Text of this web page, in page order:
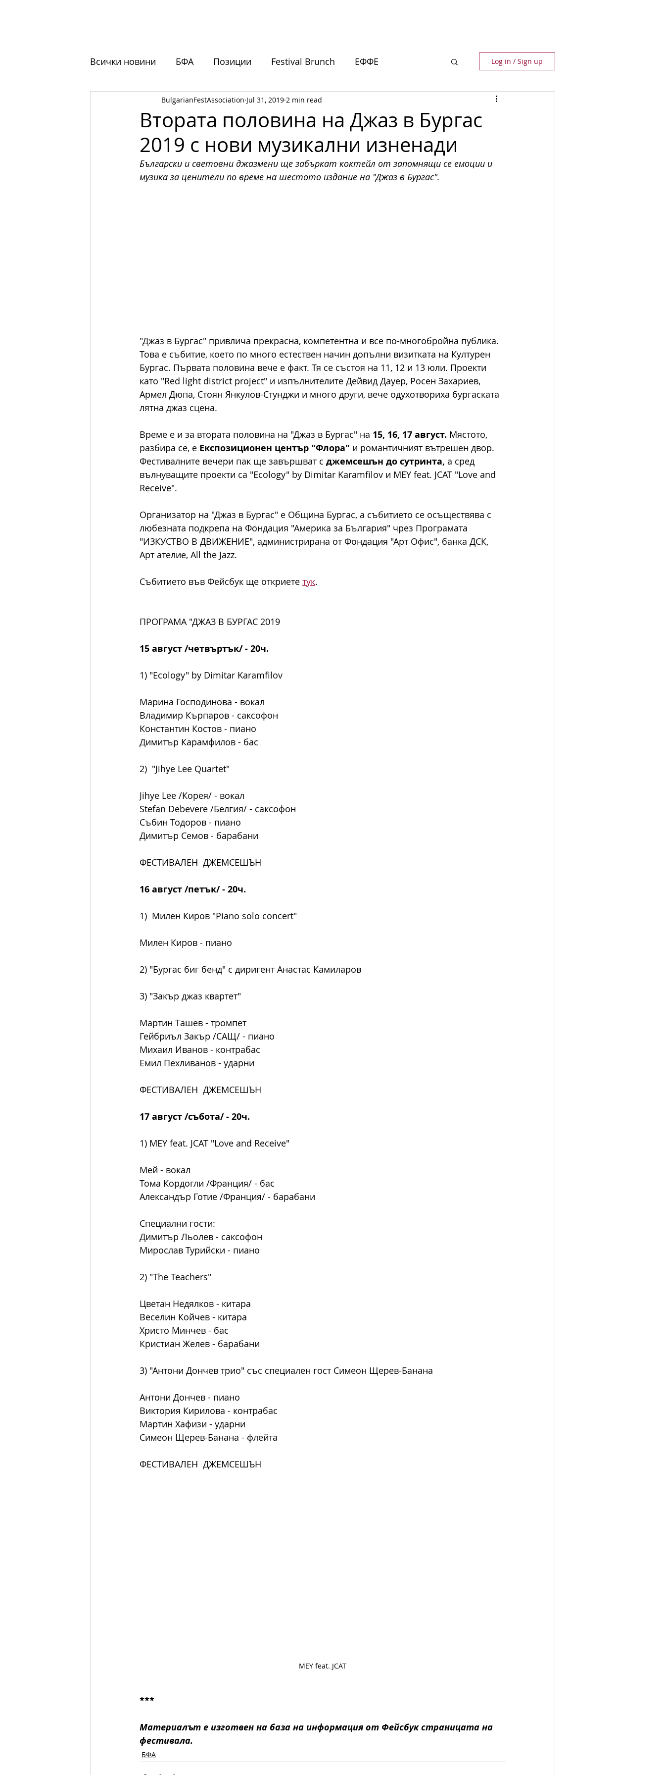
Всички новини БФА Позиции Festival Brunch ЕФФЕ
Отворени покани
Log in / Sign up
Втората половина на Джаз в Бургас
2019 с нови музикални изненади
BulgarianFestAssociation Jul 31, 2019 2 min read
Български и световни джазмени ще забъркат коктейл от запомнящи се емоции и
музика за ценители по време на шестото издание на "Джаз в Бургас".
"Джаз в Бургас" привлича прекрасна, компетентна и все по-многобройна публика.
Това е събитие, което по много естествен начин допълни визитката на Културен
Бургас. Първата половина вече е факт. Тя се състоя на 11, 12 и 13 юли. Проекти
като "Red light district project" и изпълнителите Дейвид Дауер, Росен Захариев,
Армел Дюпа, Стоян Янкулов-Стунджи и много други, вече одухотвориха бургаската
лятна джаз сцена.
Време е и за втората половина на "Джаз в Бургас" на 15, 16, 17 август. Мястото,
разбира се, е Експозиционен център "Флора" и романтичният вътрешен двор.
Фестивалните вечери пак ще завършват с джемсешън до сутринта, а сред
вълнуващите проекти са "Ecology" by Dimitar Karamfilov и MEY feat. JCAT "Love and
Receive".
Организатор на "Джаз в Бургас" е Община Бургас, а събитието се осъществява с
любезната подкрепа на Фондация "Америка за България" чрез Програмата
"ИЗКУСТВО В ДВИЖЕНИЕ", администрирана от Фондация "Арт Офис", банка ДСК,
Арт ателие, All the Jazz.
Събитието във Фейсбук ще откриете тук.
ПРОГРАМА "ДЖАЗ В БУРГАС 2019
15 август /четвъртък/ - 20ч.
1) "Ecology" by Dimitar Karamfilov
Марина Господинова - вокал
Владимир Кърпаров - саксофон
Константин Костов - пиано
Димитър Карамфилов - бас
2)  "Jihye Lee Quartet"
Jihye Lee /Корея/ - вокал
Stefan Debevere /Белгия/ - саксофон
Събин Тодоров - пиано
Димитър Семов - барабани
ФЕСТИВАЛЕН  ДЖЕМСЕШЪН
16 август /петък/ - 20ч.
1)  Милен Киров "Piano solo concert"
Милен Киров - пиано
2) "Бургас биг бенд" с диригент Анастас Камиларов
3) "Закър джаз квартет"
Мартин Ташев - тромпет
Гейбриъл Закър /САЩ/ - пиано
Михаил Иванов - контрабас
Емил Пехливанов - ударни
ФЕСТИВАЛЕН  ДЖЕМСЕШЪН
17 август /събота/ - 20ч.
1) MEY feat. JCAT "Love and Receive"
Мей - вокал
Тома Кордогли /Франция/ - бас
Александър Готие /Франция/ - барабани
Специални гости:
Димитър Льолев - саксофон
Мирослав Турийски - пиано
2) "The Teachers"
Цветан Недялков - китара
Веселин Койчев - китара
Христо Минчев - бас
Кристиан Желев - барабани
3) "Антони Дончев трио" със специален гост Симеон Щерев-Банана
Антони Дончев - пиано
Виктория Кирилова - контрабас
Мартин Хафизи - ударни
Симеон Щерев-Банана - флейта
ФЕСТИВАЛЕН  ДЖЕМСЕШЪН
MEY feat. JCAT
***
Материалът е изготвен на база на информация от Фейсбук страницата на
фестивала.
БФА